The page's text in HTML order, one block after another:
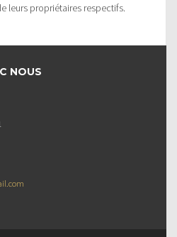
leurs propriétaires respectifs.
NOUS